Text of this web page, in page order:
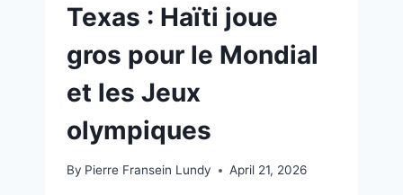
Texas : Haïti joue
gros pour le Mondial
et les Jeux
olympiques
By Pierre Fransein Lundy April 21, 2026